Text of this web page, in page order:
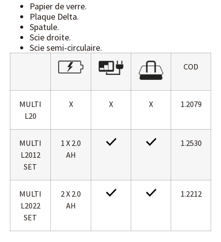
Papier de verre.
Plaque Delta.
Spatule.
Scie droite.
Scie semi-circulaire.
COD
MULTI
L20
X X X 1.2079
MULTI
L2012
SET
1 X 2.0
AH
1.2530
MULTI
L2022
SET
2 X 2.0
AH
1.2212